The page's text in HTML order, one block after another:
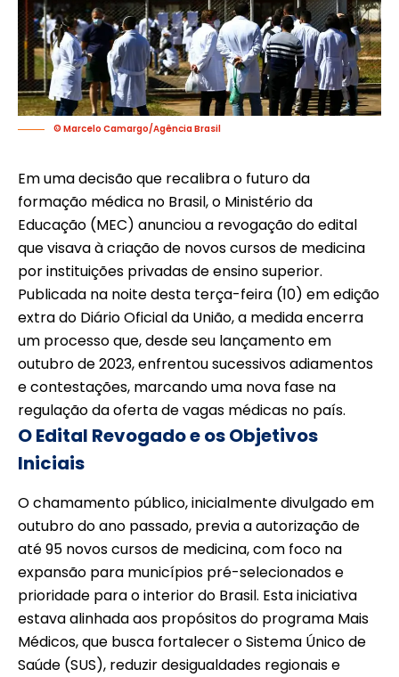
© Marcelo Camargo/Agência Brasil
Em uma decisão que recalibra o futuro da
formação médica no Brasil, o Ministério da
Educação (MEC) anunciou a revogação do edital
que visava à criação de novos cursos de medicina
por instituições privadas de ensino superior.
Publicada na noite desta terça-feira (10) em edição
extra do Diário Oficial da União, a medida encerra
um processo que, desde seu lançamento em
outubro de 2023, enfrentou sucessivos adiamentos
e contestações, marcando uma nova fase na
regulação da oferta de vagas médicas no país.
O Edital Revogado e os Objetivos
Iniciais
O chamamento público, inicialmente divulgado em
outubro do ano passado, previa a autorização de
até 95 novos cursos de medicina, com foco na
expansão para municípios pré-selecionados e
prioridade para o interior do Brasil. Esta iniciativa
estava alinhada aos propósitos do programa Mais
Médicos, que busca fortalecer o Sistema Único de
Saúde (SUS), reduzir desigualdades regionais e